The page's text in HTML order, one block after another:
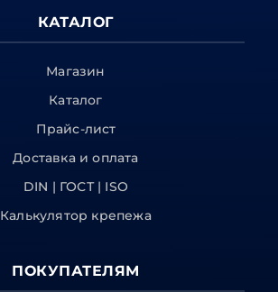
КАТАЛОГ
Магазин
Каталог
Прайс-лист
Доставка и оплата
DIN | ГОСТ | ISO
Калькулятор крепежа
ПОКУПАТЕЛЯМ